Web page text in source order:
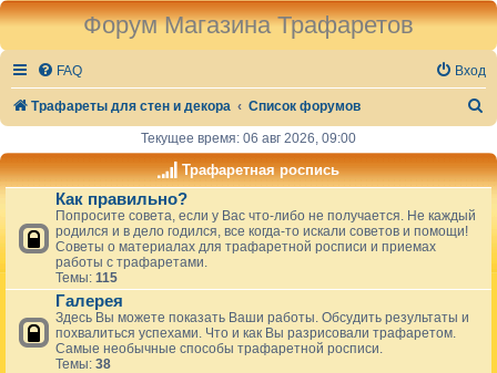
Форум Магазина Трафаретов
FAQ Вход
Трафареты для стен и декора Список форумов
с
Текущее время: 06 авг 2026, 09:00
Трафаретная роспись
Как правильно?
Попросите совета, если у Вас что-либо не получается. Не каждый
родился и в дело годился, все когда-то искали советов и помощи!
Советы о материалах для трафаретной росписи и приемах
работы с трафаретами.
Темы: 115
Галерея
Здесь Вы можете показать Ваши работы. Обсудить результаты и
похвалиться успехами. Что и как Вы разрисовали трафаретом.
Самые необычные способы трафаретной росписи.
Темы: 38